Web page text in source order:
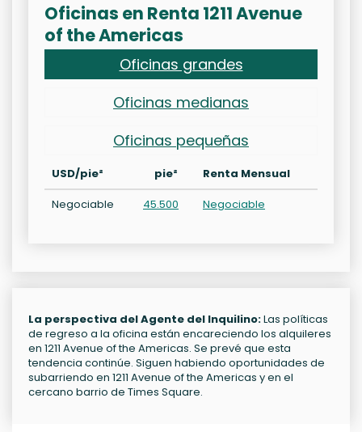
Oficinas en Renta 1211 Avenue
of the Americas
Oficinas grandes
Oficinas medianas
Oficinas pequeñas
USD/pie² pie²
Renta Mensual
Negociable
45.500 Negociable
La perspectiva del Agente del Inquilino:Las políticas
de regreso a la oficina están encareciendo los alquileres
en 1211 Avenue of the Americas. Se prevé que esta
tendencia continúe. Siguen habiendo oportunidades de
subarriendo en 1211 Avenue of the Americas y en el
cercano barrio de Times Square.